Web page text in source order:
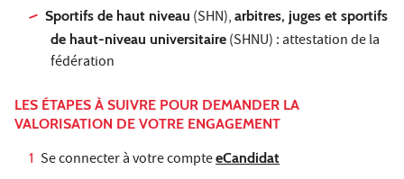
Sportifs de haut niveau (SHN),arbitres, juges et sportifs
de haut-niveau universitaire (SHNU) : attestation de la
fédération
LES ÉTAPES À SUIVRE POUR DEMANDER LA
VALORISATION DE VOTRE ENGAGEMENT
Se connecter à votre compteeCandidat